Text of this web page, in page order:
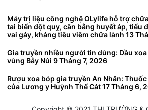
Máy trị liệu công nghệ OLylife hỗ trợ
tai biến đột quỵ, cân bằng huyết áp, tiểu
vai gáy, kháng tiêu viêm chữa lành 13
Gia truyền nhiều người tin dùng: Dầu
vùng Bảy Núi 9 Tháng 7, 2026
Rượu xoa bóp gia truyền An Nhân:
của Lương y Huỳnh Thế Cát17 Tháng 6,